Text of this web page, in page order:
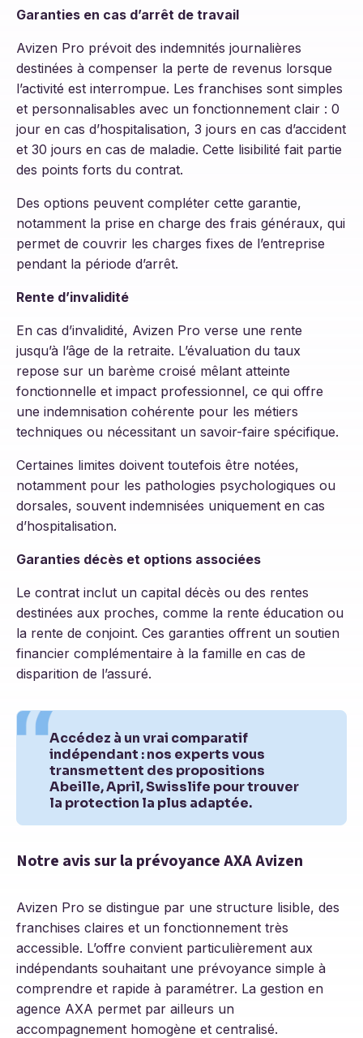
Garanties en cas d’arrêt de travail
Avizen Pro prévoit des indemnités journalières
destinées à compenser la perte de revenus lorsque
l’activité est interrompue. Les franchises sont simples
et personnalisables avec un fonctionnement clair : 0
jour en cas d’hospitalisation, 3 jours en cas d’accident
et 30 jours en cas de maladie. Cette lisibilité fait partie
des points forts du contrat.
Des options peuvent compléter cette garantie,
notamment la prise en charge des frais généraux, qui
permet de couvrir les charges fixes de l’entreprise
pendant la période d’arrêt.
Rente d’invalidité
En cas d’invalidité, Avizen Pro verse une rente
jusqu’à l’âge de la retraite. L’évaluation du taux
repose sur un barème croisé mêlant atteinte
fonctionnelle et impact professionnel, ce qui offre
une indemnisation cohérente pour les métiers
techniques ou nécessitant un savoir-faire spécifique.
Certaines limites doivent toutefois être notées,
notamment pour les pathologies psychologiques ou
dorsales, souvent indemnisées uniquement en cas
d’hospitalisation.
Garanties décès et options associées
Le contrat inclut un capital décès ou des rentes
destinées aux proches, comme la rente éducation ou
la rente de conjoint. Ces garanties offrent un soutien
financier complémentaire à la famille en cas de
disparition de l’assuré.
Accédez à un vrai comparatif
indépendant : nos experts vous
transmettent des propositions
Abeille, April, Swisslife pour trouver
la protection la plus adaptée.
Notre avis sur la prévoyance AXA Avizen
Avizen Pro se distingue par une structure lisible, des
franchises claires et un fonctionnement très
accessible. L’offre convient particulièrement aux
indépendants souhaitant une prévoyance simple à
comprendre et rapide à paramétrer. La gestion en
agence AXA permet par ailleurs un
accompagnement homogène et centralisé.